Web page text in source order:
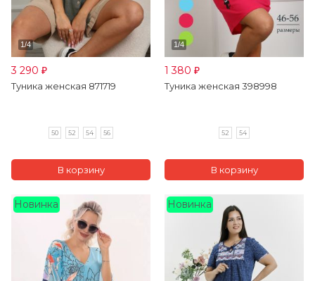
3 290 ₽
Туника женская 871719
50 52 54 56
1 380 ₽
Туника женская 398998
52 54
Новинка Новинка